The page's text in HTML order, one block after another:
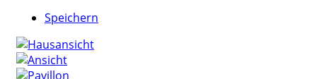
Speichern